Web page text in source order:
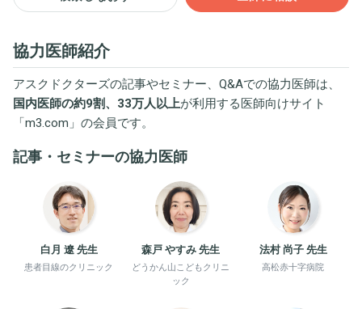
協力医師紹介
アスクドクターズの記事やセミナー、Q&Aでの協力医師は、
国内医師の約9割、33万人以上が利用する医師向けサイト
「m3.com 」の会員です。
記事・セミナーの協力医師
白月 遼 先生
患者目線のクリニック
森戸 やすみ 先生
どうかん山こどもクリニ
ック
法村 尚子 先生
高松赤十字病院